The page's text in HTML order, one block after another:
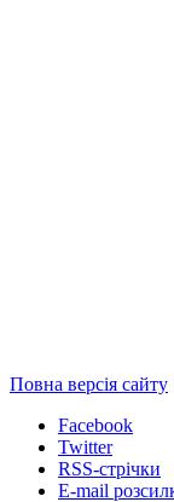
Повна версія сайту
Facebook
Twitter
RSS-стрічки
E-mail